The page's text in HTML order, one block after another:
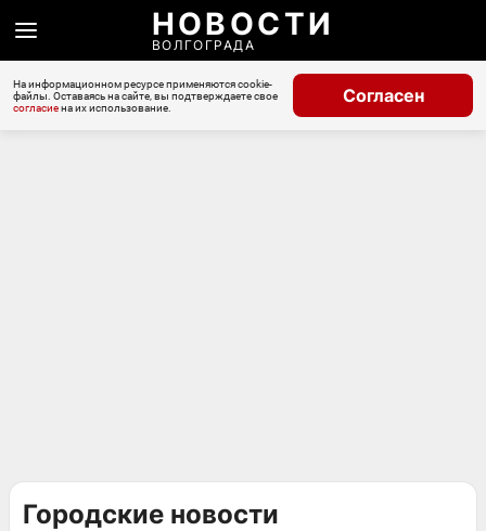
НОВОСТИ
ВОЛГОГРАДА
На информационном ресурсе применяются cookie-
файлы. Оставаясь на сайте, вы подтверждаете свое
согласиена их использование.
Согласен
Городские новости